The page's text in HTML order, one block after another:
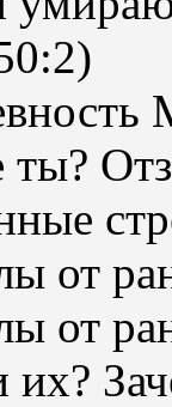
ты?
от
от
их?